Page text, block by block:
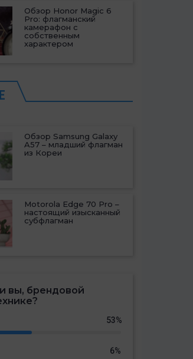
Обзор Honor Magic 6
Pro: флагманский
камерафон с
собственным
характером
Обзор Samsung Galaxy
A57 – младший флагман
из Кореи
Motorola Edge 70 Pro –
настоящий изысканный
субфлагман
вы, брендовой
53%
6%